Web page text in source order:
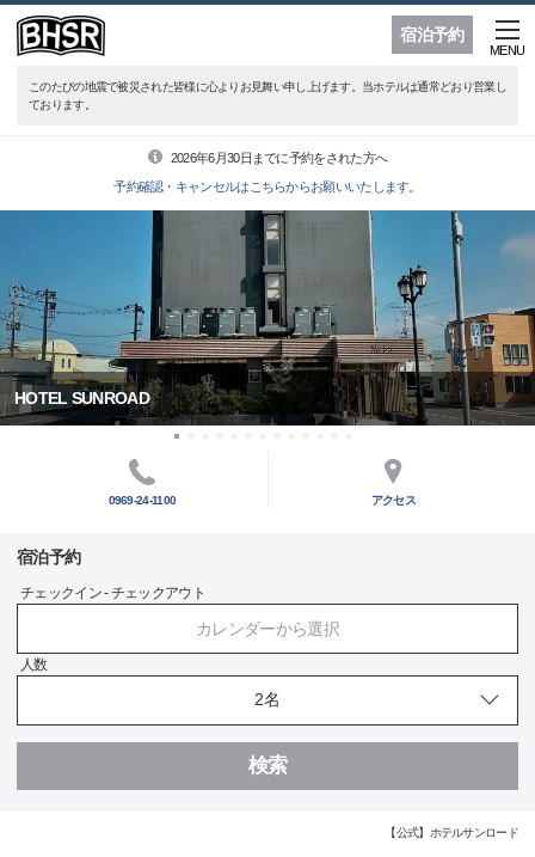
宿泊予約
MENU
このたびの地震で被災された皆様に心よりお見舞い申し上げます。当ホテルは通常どおり営業し
ております。
2026年6月30日までに予約をされた方へ
予約確認・キャンセルはこちらからお願いいたします。
HOTEL SUNROAD
0969-24-1100 アクセス
宿泊予約
チェックイン - チェックアウト
カレンダーから選択
人数
検索
【公式】ホテルサンロード